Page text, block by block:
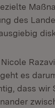
des
es
dass wir